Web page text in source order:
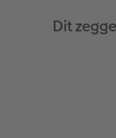
Dit